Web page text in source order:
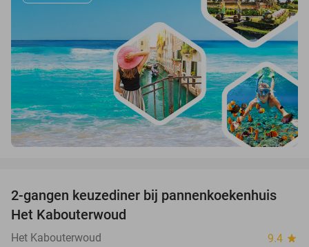
40%
2-gangen keuzediner bij pannenkoekenhuis
Het Kabouterwoud
Het Kabouterwoud 9.4 star